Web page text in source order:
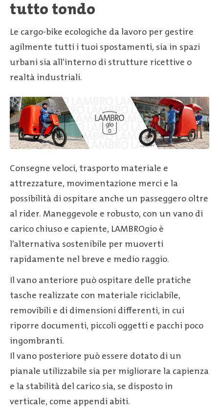
tutto tondo
Le cargo-bike ecologiche da lavoro per gestire
agilmente tutti i tuoi spostamenti, sia in spazi
urbani sia all’interno di strutture ricettive o
realtà industriali.
Consegne veloci, trasporto materiale e
attrezzature, movimentazione merci e la
possibilità di ospitare anche un passeggero oltre
al rider. Maneggevole e robusto, con un vano di
carico chiuso e capiente, LAMBROgio è
l’alternativa sostenibile per muoverti
rapidamente nel breve e medio raggio.
Il vano anteriore può ospitare delle pratiche
tasche realizzate con materiale riciclabile,
removibili e di dimensioni differenti, in cui
riporre documenti, piccoli oggetti e pacchi poco
ingombranti.
Il vano posteriore può essere dotato di un
pianale utilizzabile sia per migliorare la capienza
e la stabilità del carico sia, se disposto in
verticale, come appendi abiti.